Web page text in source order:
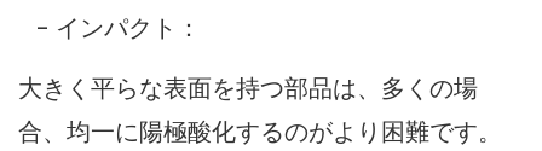
- インパクト：
大きく平らな表面を持つ部品は、多くの場
合、均一に陽極酸化するのがより困難です。